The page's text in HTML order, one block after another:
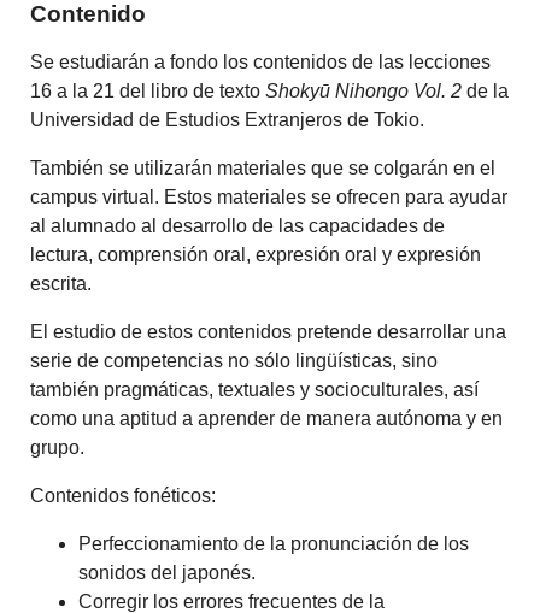
Contenido
Se estudiarán a fondo los contenidos de las lecciones
16 a la 21 del libro de textoShokyū Nihongo Vol. 2 de la
Universidad de Estudios Extranjeros de Tokio.
También se utilizarán materiales que se colgarán en el
campus virtual. Estos materiales se ofrecen para ayudar
al alumnado al desarrollo de las capacidades de
lectura, comprensión oral, expresión oral y expresión
escrita.
El estudio de estos contenidos pretende desarrollar una
serie de competencias no sólo lingüísticas, sino
también pragmáticas, textuales y socioculturales, así
como una aptitud a aprender de manera autónoma y en
grupo.
Contenidos fonéticos:
Perfeccionamiento de la pronunciación de los
sonidos del japonés.
Corregir los errores frecuentes de la